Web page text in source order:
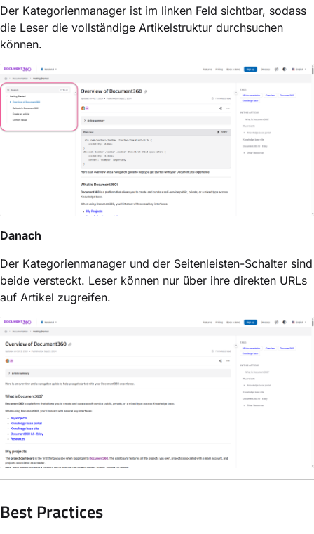
Der Kategorienmanager ist im linken Feld sichtbar, sodass
die Leser die vollständige Artikelstruktur durchsuchen
können.
Danach
Der Kategorienmanager und der Seitenleisten-Schalter sind
beide versteckt. Leser können nur über ihre direkten URLs
auf Artikel zugreifen.
Best Practices